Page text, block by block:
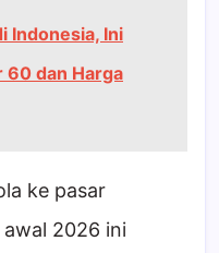
Indonesia, Ini
60 dan Harga
ke pasar
awal 2026 ini